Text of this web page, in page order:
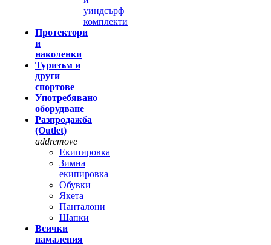
уиндсърф
комплекти
Протектори
и
наколенки
Туризъм и
други
спортове
Употребявано
оборудване
Разпродажба
(Outlet)
addremove
Екипировка
Зимна
екипировка
Обувки
Якета
Панталони
Шапки
Всички
намаления